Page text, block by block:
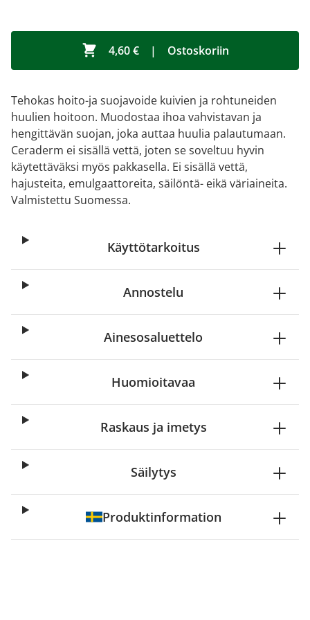
4,60 € | Ostoskoriin
Tehokas hoito-ja suojavoide kuivien ja rohtuneiden
huulien hoitoon. Muodostaa ihoa vahvistavan ja
hengittävän suojan, joka auttaa huulia palautumaan.
Ceraderm ei sisällä vettä, joten se soveltuu hyvin
käytettäväksi myös pakkasella. Ei sisällä vettä,
hajusteita, emulgaattoreita, säilöntä- eikä väriaineita.
Valmistettu Suomessa.
Käyttötarkoitus
Annostelu
Ainesosaluettelo
Huomioitavaa
Raskaus ja imetys
Säilytys
Produktinformation